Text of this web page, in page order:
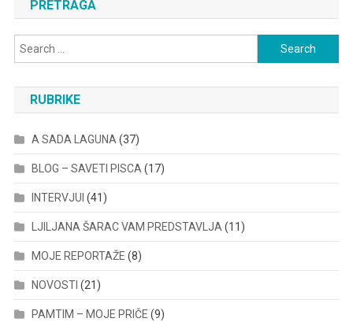
PRETRAGA
Search
for:
RUBRIKE
A SADA LAGUNA(37)
BLOG – SAVETI PISCA(17)
INTERVJUI (41)
LJILJANA ŠARAC VAM PREDSTAVLJA(11)
MOJE REPORTAŽE (8)
NOVOSTI (21)
PAMTIM – MOJE PRIČE (9)